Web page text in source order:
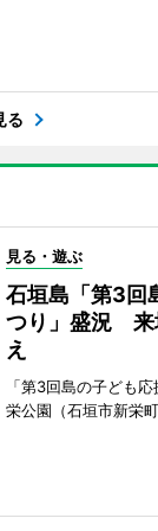
る
見る・遊ぶ
石垣島「第3回
つり」盛況 来
え
「第3回島の子ども
栄公園（石垣市新栄